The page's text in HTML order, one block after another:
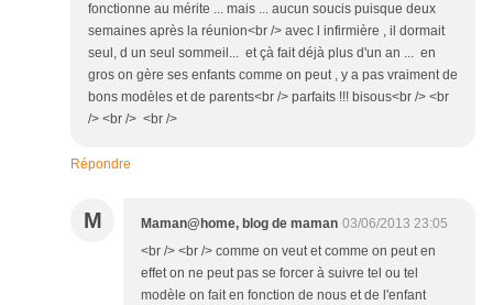
fonctionne au mérite ... mais ... aucun soucis puisque deux
semaines après la réunion<br /> avec l infirmière , il dormait
seul, d un seul sommeil... et çà fait déjà plus d'un an ... en
gros on gère ses enfants comme on peut , y a pas vraiment de
bons modèles et de parents<br /> parfaits !!! bisous<br /> <br
/> <br /> <br />
Répondre
M Maman@home, blog de maman 03/06/2013 23:05
<br /> <br /> comme on veut et comme on peut en
effet on ne peut pas se forcer à suivre tel ou tel
modèle on fait en fonction de nous et de l'enfant